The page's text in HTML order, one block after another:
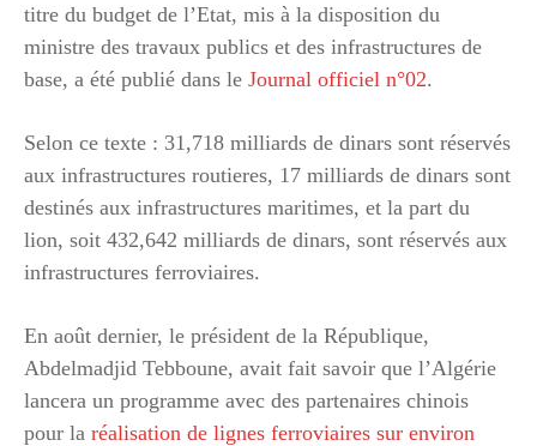
titre du budget de l’Etat, mis à la disposition du
ministre des travaux publics et des infrastructures de
base, a été publié dans le Journal officiel n°02.
Selon ce texte : 31,718 milliards de dinars sont réservés
aux infrastructures routieres, 17 milliards de dinars sont
destinés aux infrastructures maritimes, et la part du
lion, soit 432,642 milliards de dinars, sont réservés aux
infrastructures ferroviaires.
En août dernier, le président de la République,
Abdelmadjid Tebboune, avait fait savoir que l’Algérie
lancera un programme avec des partenaires chinois
pour la réalisation de lignes ferroviaires sur environ